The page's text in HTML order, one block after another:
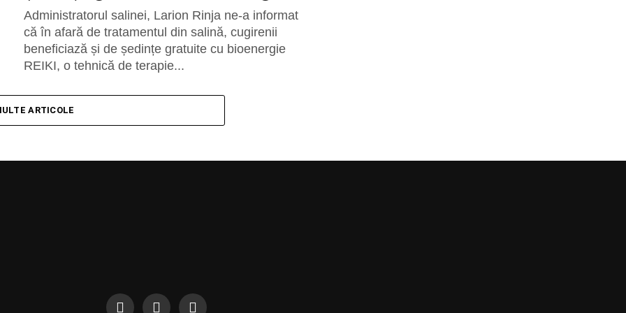
Administratorul salinei, Larion Rinja ne-a informat
că în afară de tratamentul din salină, cugirenii
beneficiază și de ședințe gratuite cu bioenergie
REIKI, o tehnică de terapie...
ARTICOLE